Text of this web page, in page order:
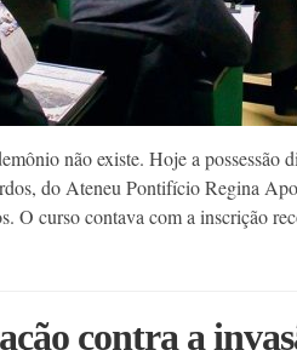
não existe. Hoje a possessão
do Ateneu Pontifício Regina
O curso contava com a inscrição
contra a